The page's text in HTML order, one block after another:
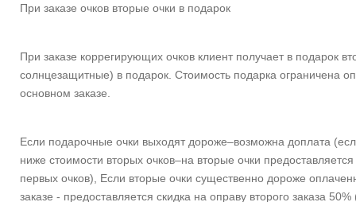
При заказе очков вторые очки в подарок
При заказе коррегирующих очков клиент получает в подарок
солнцезащитные) в подарок. Стоимость подарка ограничена
основном заказе.
Если подарочные очки выходят дороже–возможна доплата
ниже стоимости вторых очков–на вторые очки
первых очков), Если вторые очки существенно дороже
заказе - предоставляется скидка на оправу второго заказа